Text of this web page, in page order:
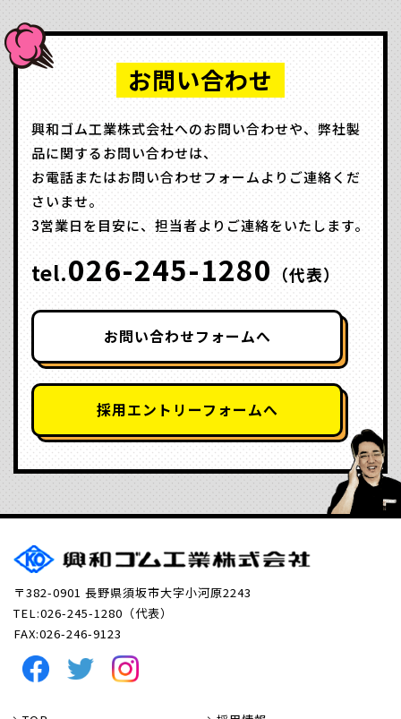
お問い合わせ
興和ゴム工業株式会社へのお問い合わせや、弊社製
品に関するお問い合わせは、
お電話またはお問い合わせフォームよりご連絡くだ
さいませ。
3営業日を目安に、担当者よりご連絡をいたします。
tel.026-245-1280 （代表）
お問い合わせフォームへ
採用エントリーフォームへ
〒382-0901 長野県須坂市大字小河原2243
TEL:026-245-1280（代表）
FAX:026-246-9123